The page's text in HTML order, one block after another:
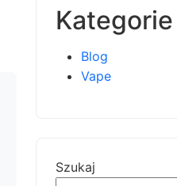
Kategorie
Blog
Vape
Szukaj